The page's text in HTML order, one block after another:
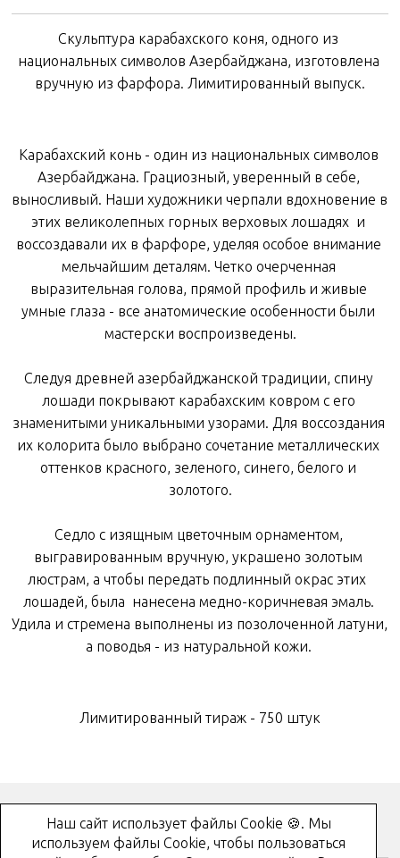
Скульптура карабахского коня одного из
национальных символов Азербайджана
вручную из фарфора . Лимитированный выпуск.
Карабахский конь - один из национальных символов
Азербайджана Грациозный уверенный
выносливый Наши художники черпали вдохновение в
этих великолепных горных верховых лошадях и
воссоздавали их в фарфоре уделяя особое внимание
мельчайшим деталям Четко очерченная
выразительная голова прямой профиль и живые
умные глаза - все анатомические особенности были
мастерски воспроизведены
Следуя древней азербайджанской традиции спину
лошади покрывают карабахским ковром с его
знаменитыми уникальными узорами Для воссоздания
их колорита было выбрано сочетание металлических
оттенков красного зеленого синего белого и
золотого
Седло с изящным цветочным орнаментом
выгравированным вручную украшено золотым
люстрам а чтобы передать подлинный окрас этих
лошадей была нанесена медно-коричневая эмаль.
Удила и стремена выполнены из позолоченной латуни
а поводья - из натуральной кожи
Лимитированный тираж - 750 штук
Как купить?
Наш сайт использует файлы Cookie 🍪. Мы
используем файлы Cookie, чтобы пользоваться